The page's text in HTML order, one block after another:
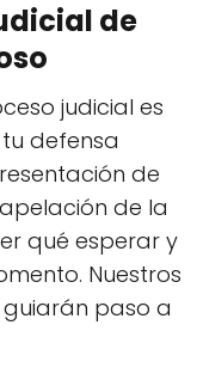
de
judicial es
defensa
de
de la
qué esperar y
Nuestros
paso a